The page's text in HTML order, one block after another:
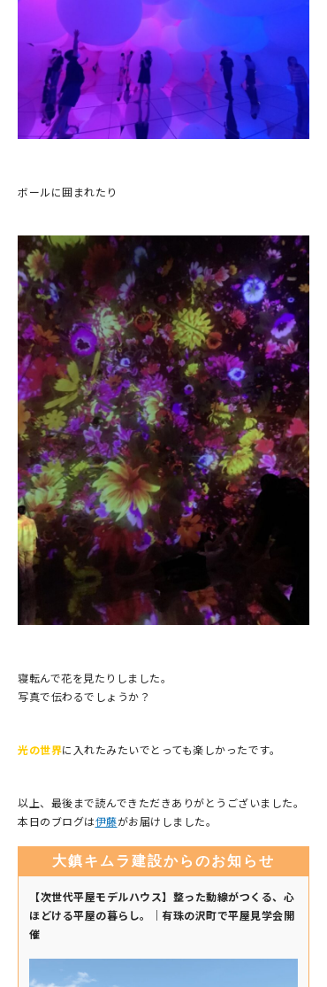
ボールに囲まれたり
寝転んで花を見たりしました。
写真で伝わるでしょうか？
光の世界に入れたみたいでとっても楽しかったです。
以上、最後まで読んできただきありがとうございました。
本日のブログは伊藤がお届けしました。
大鎮キムラ建設からのお知らせ
【次世代平屋モデルハウス】整った動線がつくる、心
ほどける平屋の暮らし。｜有珠の沢町で平屋見学会開
催